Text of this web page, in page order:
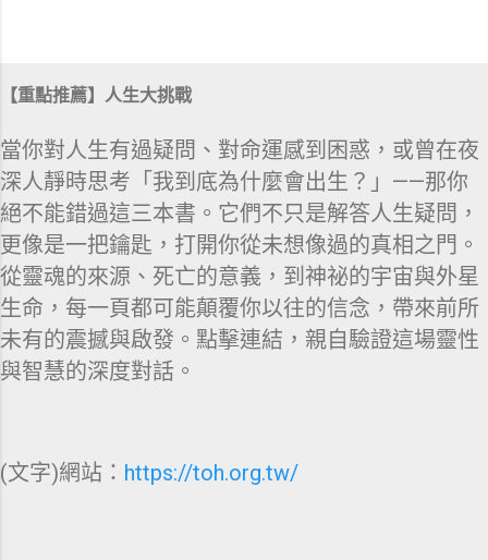
【重點推薦】人生大挑戰
當你對人生有過疑問、對命運感到困惑，或曾在夜
深人靜時思考「我到底為什麼會出生？」——那你
絕不能錯過這三本書。它們不只是解答人生疑問，
更像是一把鑰匙，打開你從未想像過的真相之門。
從靈魂的來源、死亡的意義，到神祕的宇宙與外星
生命，每一頁都可能顛覆你以往的信念，帶來前所
未有的震撼與啟發。點擊連結，親自驗證這場靈性
與智慧的深度對話。
(文字)網站： https://toh.org.tw/